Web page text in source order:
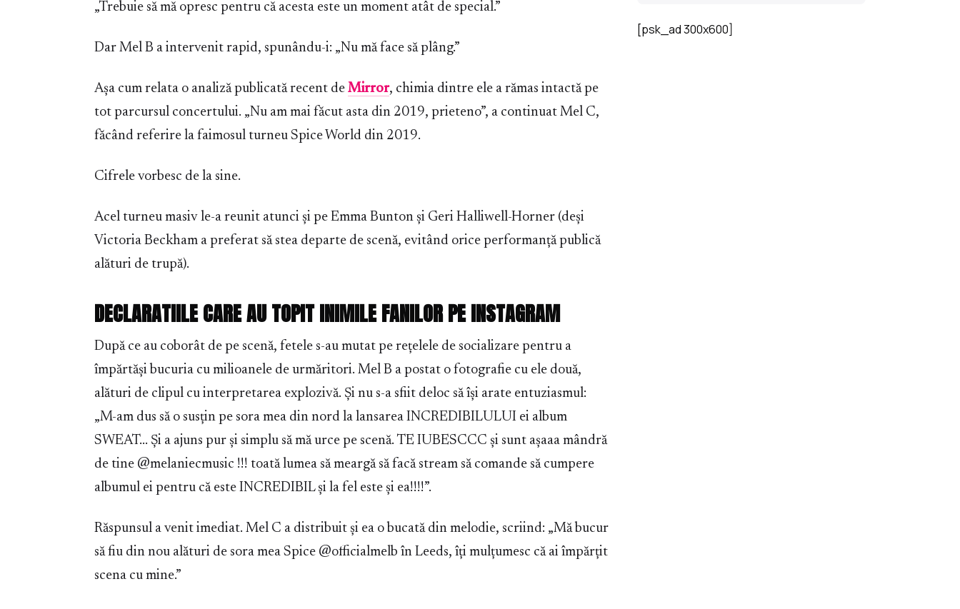
„Trebuie să mă opresc pentru că acesta este un moment atât de special.”
Dar Mel B a intervenit rapid, spunându-i: „Nu mă face să plâng.”
Așa cum relata o analiză publicată recent de Mirror, chimia dintre ele a rămas intactă pe
tot parcursul concertului. „Nu am mai făcut asta din 2019, prieteno”, a continuat Mel C,
făcând referire la faimosul turneu Spice World din 2019.
Cifrele vorbesc de la sine.
Acel turneu masiv le-a reunit atunci și pe Emma Bunton și Geri Halliwell-Horner (deși
Victoria Beckham a preferat să stea departe de scenă, evitând orice performanță publică
alături de trupă).
DECLARATIILE CARE AU TOPIT INIMILE FANILOR PE INSTAGRAM
După ce au coborât de pe scenă, fetele s-au mutat pe rețelele de socializare pentru a
împărtăși bucuria cu milioanele de urmăritori. Mel B a postat o fotografie cu ele două,
alături de clipul cu interpretarea explozivă. Și nu s-a sfiit deloc să își arate entuziasmul:
„M-am dus să o susțin pe sora mea din nord la lansarea INCREDIBILULUI ei album
SWEAT… Și a ajuns pur și simplu să mă urce pe scenă. TE IUBESCCC și sunt așaaa mândră
de tine @melaniecmusic !!! toată lumea să meargă să facă stream să comande să cumpere
albumul ei pentru că este INCREDIBIL și la fel este și ea!!!!”.
Răspunsul a venit imediat. Mel C a distribuit și ea o bucată din melodie, scriind: „Mă bucur
să fiu din nou alături de sora mea Spice @officialmelb în Leeds, îți mulțumesc că ai împărțit
scena cu mine.”
[psk_ad 300x600]